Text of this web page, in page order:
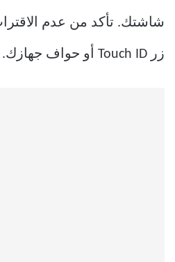
شاشتك. تأكد من عدم
زر Touch ID أو حواف جهازك.